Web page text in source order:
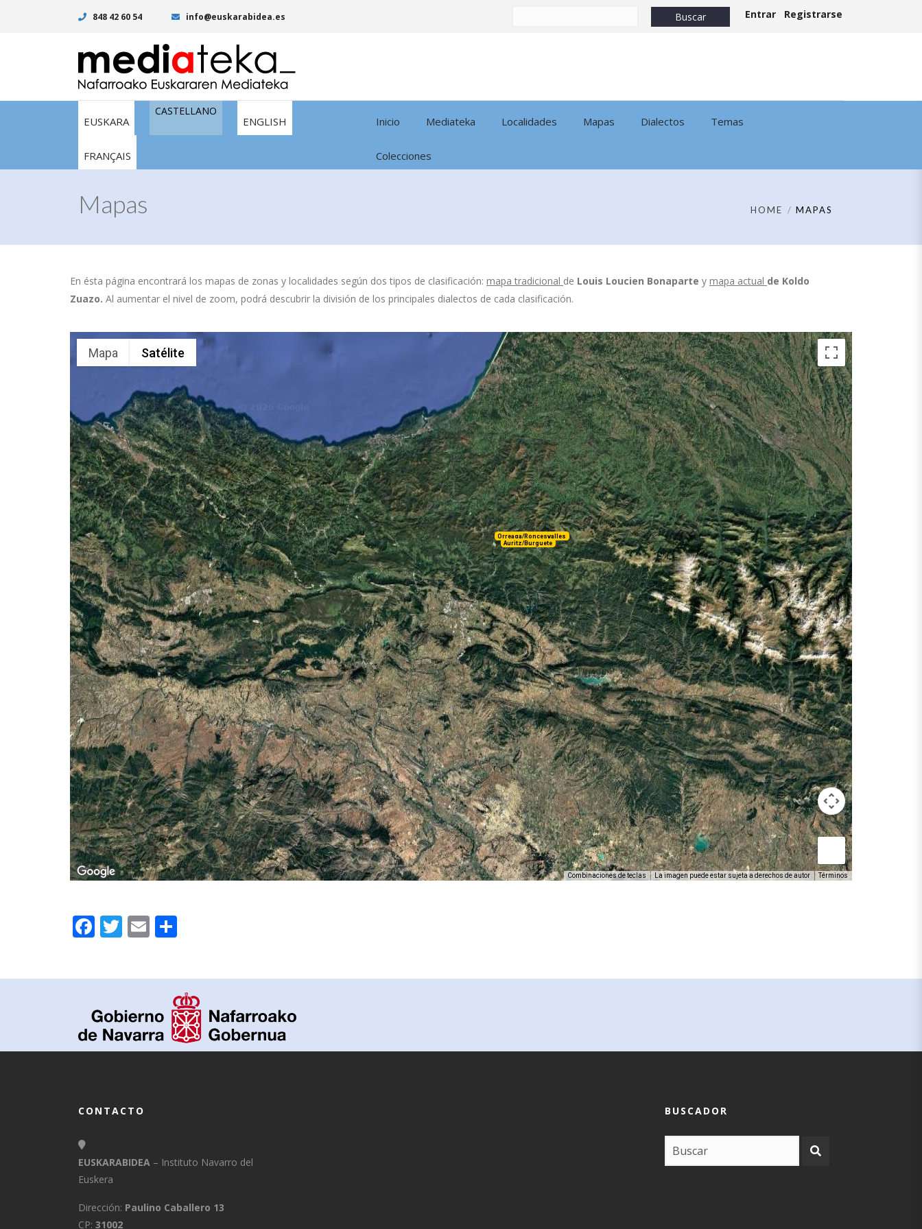
848 42 60 54 info@euskarabidea.es Entrar Registrarse
EUSKARA
CASTELLANO
ENGLISH
FRANÇAIS
Inicio Mediateka Localidades Mapas Dialectos Temas
Colecciones
Mapas HOME MAPAS
En ésta página encontrará los mapas de zonas y localidades según dos tipos de clasificación: mapa tradicional de Louis Loucien Bonaparte y mapa actual de Koldo
Zuazo. Al aumentar el nivel de zoom, podrá descubrir la división de los principales dialectos de cada clasificación.
Orreaga/Roncesvalles
Auritz/Burguete
Mapa Satélite
Combinaciones de teclas La imagen puede estar sujeta a derechos de autor Términos
Facebook
Twitter
Email
CONTACTO
EUSKARABIDEA – Instituto Navarro del
Euskera
Dirección: Paulino Caballero 13
CP: 31002
BUSCADOR